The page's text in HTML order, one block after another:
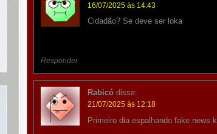
16/07/2025 às 14:43
Cidadão? Se deve ser loka
Responder
Rabicó disse:
21/07/2025 às 12:18
Primeiro dia espalhando fake news